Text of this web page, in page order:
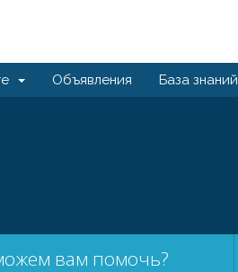
Объявления База знаний
вам помочь?